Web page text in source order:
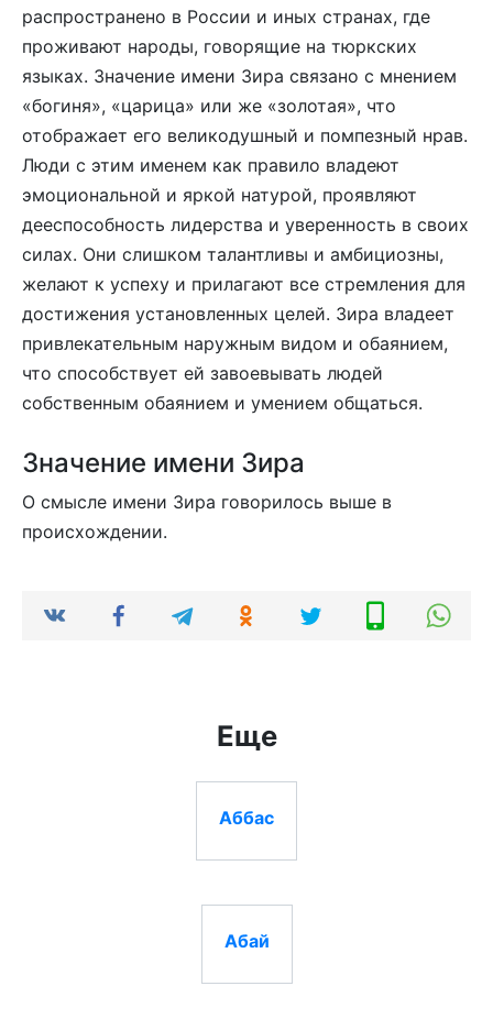
распространено в России и иных странах, где
проживают народы, говорящие на тюркских
языках. Значение имени Зира связано с мнением
«богиня», «царица» или же «золотая», что
отображает его великодушный и помпезный нрав.
Люди с этим именем как правило владеют
эмоциональной и яркой натурой, проявляют
дееспособность лидерства и уверенность в своих
силах. Они слишком талантливы и амбициозны,
желают к успеху и прилагают все стремления для
достижения установленных целей. Зира владеет
привлекательным наружным видом и обаянием,
что способствует ей завоевывать людей
собственным обаянием и умением общаться.
Значение имени Зира
О смысле имени Зира говорилось выше в
происхождении.
Еще
Аббас
Абай